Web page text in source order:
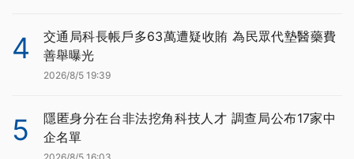
4
交通局科長帳戶多63萬遭疑收賄 為民眾代墊醫藥費
善舉曝光
2026/8/5 19:39
5
隱匿身分在台非法挖角科技人才 調查局公布17家中
企名單